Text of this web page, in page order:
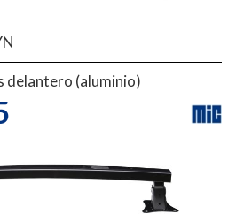
delantero (aluminio)